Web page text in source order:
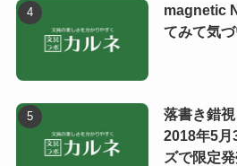
magnetic
てみて気
落書き錯視
2018年5月
ズで限定